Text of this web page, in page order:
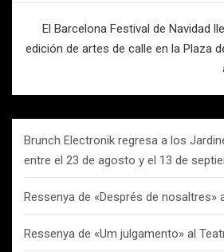
El Barcelona Festival de Navidad
edición de artes de calle en la Plaza
Brunch Electronik regresa a los
entre el 23 de agosto y el 13 de
Ressenya de «Després de nosaltres»
Ressenya de «Um julgamento» al